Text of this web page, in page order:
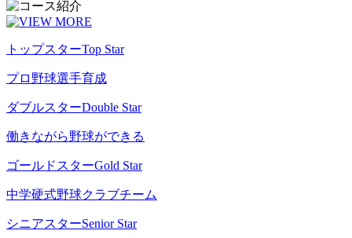
トップスターTop Star
プロ野球選手育成
ダブルスターDouble Star
働きながら野球ができる
ゴールドスターGold Star
中学硬式野球クラブチーム
シニアスターSenior Star